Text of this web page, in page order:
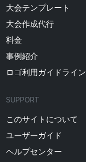
大会テンプレート
大会作成代行
料金
事例紹介
ロゴ利用ガイドライン
SUPPORT
このサイトについて
ユーザーガイド
ヘルプセンター